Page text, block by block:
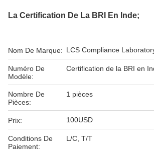
La Certification De La BRI En Inde;
Nom De Marque: LCS Compliance
Numéro De
Modèle:
Certification de la BRI en
Nombre De
Pièces:
1 pièces
Prix: 100USD
Conditions De
Paiement:
L/C, T/T